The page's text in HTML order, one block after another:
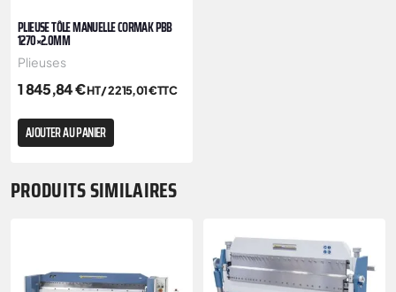
PLIEUSE TÔLE MANUELLE CORMAK PBB
1270×2.0MM
Plieuses
1 845,84€HT /2 215,01€TTC
AJOUTER AU PANIER
PRODUITS SIMILAIRES